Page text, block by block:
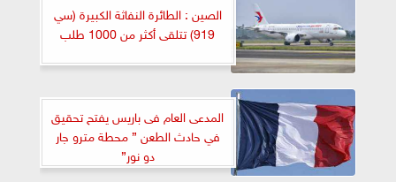
الصين : الطائرة النفاثة الكبيرة (سي
919) تتلقى أكثر من 1000 طلب
المدعى العام فى باريس يفتح تحقيق
في حادث الطعن ” محطة مترو جار
دو نور”